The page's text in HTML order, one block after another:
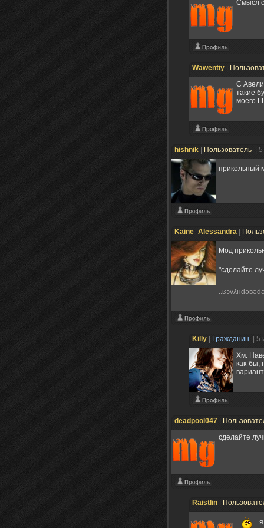
Смысл
Wawentiy
С
такие
моего
hishnik Пользователь |
прикольный
Kaine_Alessandra
Мод
"сделайте
Killy Гражданин
|
Хм.
как-бы,
deadpool047
сделайте
Raistlin